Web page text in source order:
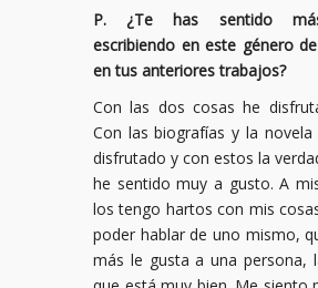
P. ¿Te has sentido
escribiendo en este género
en tus anteriores trabajos?
Con las dos cosas he
Con las biografías y la novela
disfrutado y con estos la
he sentido muy a gusto. A
los tengo hartos con mis
poder hablar de uno mismo,
más le gusta a una persona,